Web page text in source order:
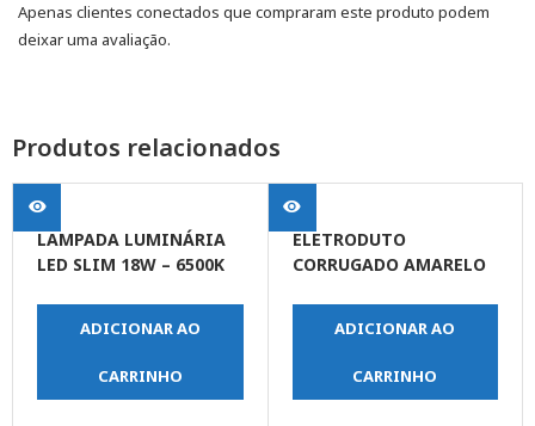
Apenas clientes conectados que compraram este produto podem
deixar uma avaliação.
Produtos relacionados
LAMPADA LUMINÁRIA
LED SLIM 18W – 6500K
ADICIONAR AO
CARRINHO
ELETRODUTO
CORRUGADO AMARELO
ADICIONAR AO
CARRINHO